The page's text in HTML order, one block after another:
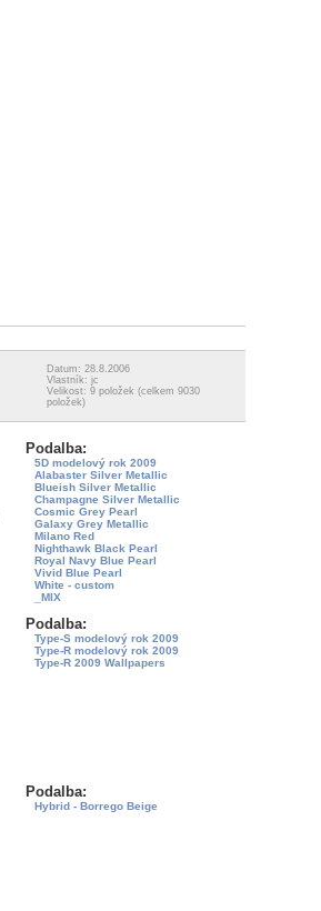
Datum: 28.8.2006
Vlastník: jc
Velikost: 9 položek (celkem 9030
položek)
Podalba:
5D modelový rok 2009
Alabaster Silver Metallic
Blueish Silver Metallic
Champagne Silver Metallic
Cosmic Grey Pearl
Galaxy Grey Metallic
Milano Red
Nighthawk Black Pearl
Royal Navy Blue Pearl
Vivid Blue Pearl
White - custom
_MIX
Podalba:
Type-S modelový rok 2009
Type-R modelový rok 2009
Type-R 2009 Wallpapers
Podalba:
Hybrid - Borrego Beige